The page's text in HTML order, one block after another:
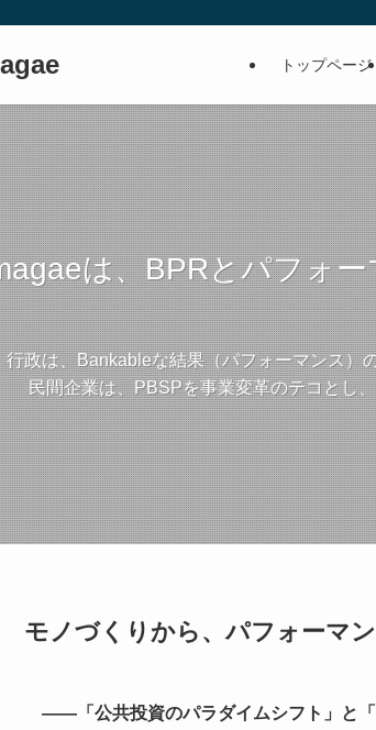
トップページ
は、BPRとパフォ
行政は、Bankableな結果（パフォーマンス）
民間企業は、PBSPを事業変革のテコとし
モノづくりから、パフォーマン
——「公共投資のパラダイムシフト」と「